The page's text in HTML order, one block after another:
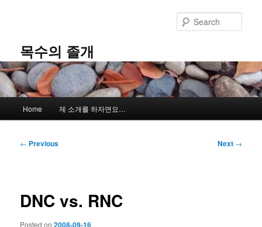
content목수의 졸개
Home 제 소개를 하자면요…
Post
← Previous Next →
DNC vs. RNC
Posted on2008-09-16